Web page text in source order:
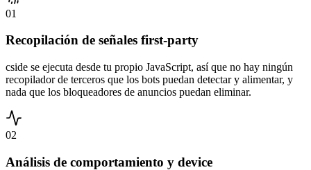
01
Recopilación de señales first-party
cside se ejecuta desde tu propio JavaScript, así que no hay ningún
recopilador de terceros que los bots puedan detectar y alimentar, y
nada que los bloqueadores de anuncios puedan eliminar.
02
Análisis de comportamiento y device